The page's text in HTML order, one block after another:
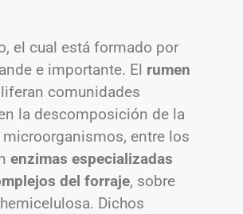
el cual está formado por
e importante. El rumen
comunidades
la descomposición de la
entre los
enzimas especializadas
del forraje, sobre
Dichos